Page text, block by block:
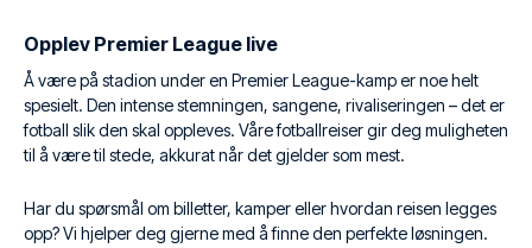
Opplev Premier League live
Å være på stadion under en Premier League-kamp er noe helt
spesielt. Den intense stemningen, sangene, rivaliseringen – det er
fotball slik den skal oppleves. Våre fotballreiser gir deg muligheten
til å være til stede, akkurat når det gjelder som mest.
Har du spørsmål om billetter, kamper eller hvordan reisen legges
opp? Vi hjelper deg gjerne med å finne den perfekte løsningen.